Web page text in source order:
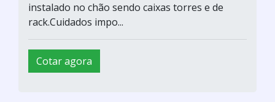
instalado no chão sendo caixas torres e de
rack.Cuidados impo...
Cotar agora